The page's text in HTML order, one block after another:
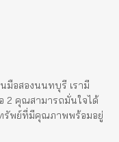
อสองนนทบุรี เรามี
2 คุณสามารถมั่นใจได้
รัพย์ที่มีคุณภาพพร้อมอยู่